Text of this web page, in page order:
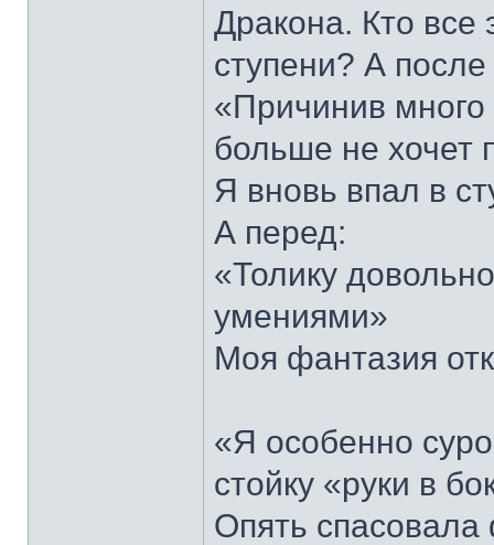
Дракона. Кто все
ступени? А
«Причинив много
больше не хочет
Я вновь впал в
А перед:
«Толику
умениями»
Моя фантазия
«Я особенно
стойку «руки в
Опять спасовала